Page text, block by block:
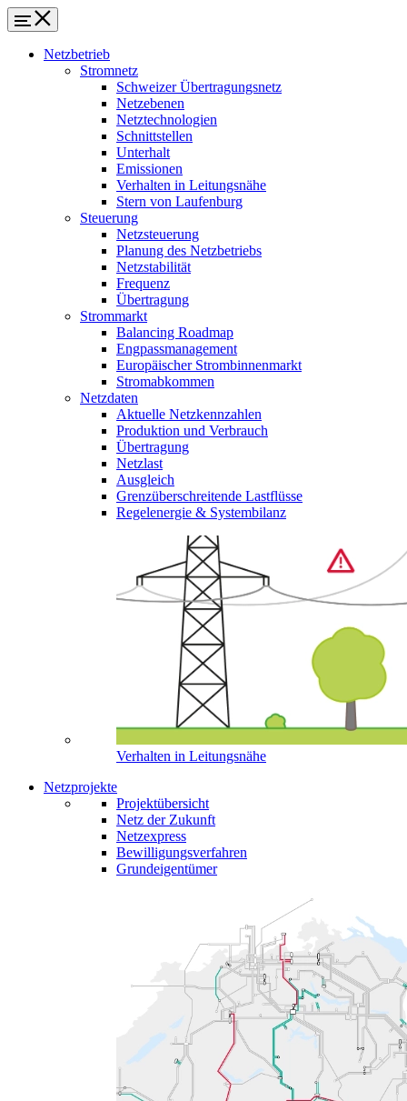
Netzbetrieb
Stromnetz
Schweizer Übertragungsnetz
Netzebenen
Netztechnologien
Schnittstellen
Unterhalt
Emissionen
Verhalten in Leitungsnähe
Stern von Laufenburg
Steuerung
Netzsteuerung
Planung des Netzbetriebs
Netzstabilität
Frequenz
Übertragung
Strommarkt
Balancing Roadmap
Engpassmanagement
Europäischer Strombinnenmarkt
Stromabkommen
Netzdaten
Aktuelle Netzkennzahlen
Produktion und Verbrauch
Übertragung
Netzlast
Ausgleich
Grenzüberschreitende Lastflüsse
Regelenergie & Systembilanz
Verhalten in Leitungsnähe
Netzprojekte
Projektübersicht
Netz der Zukunft
Netzexpress
Bewilligungsverfahren
Grundeigentümer